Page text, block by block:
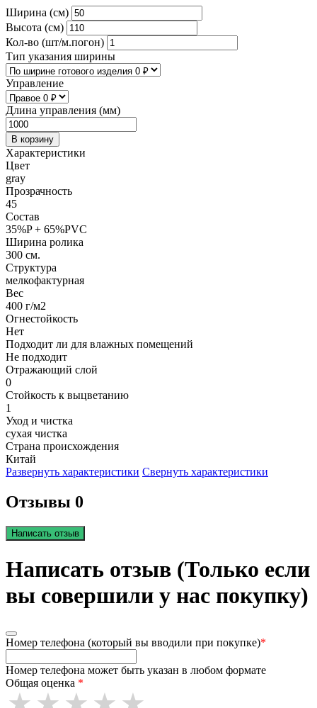
Ширина (см)
Высота (см)
Кол-во (шт/м.погон)
Тип указания ширины
Управление
Длина управления (мм)
В корзину
Характеристики
Цвет
gray
Прозрачность
45
Состав
35%P + 65%PVC
Ширина ролика
300 см.
Структура
мелкофактурная
Вес
400 г/м2
Огнестойкость
Нет
Подходит ли для влажных помещений
Не подходит
Отражающий слой
0
Стойкость к выцветанию
1
Уход и чистка
сухая чистка
Страна происхождения
Китай
Развернуть характеристики Свернуть характеристики
Отзывы 0
Написать отзыв
Написать отзыв (Только если
вы совершили у нас покупку)
Номер телефона (который вы вводили при покупке)*
Номер телефона может быть указан в любом формате
Общая оценка *